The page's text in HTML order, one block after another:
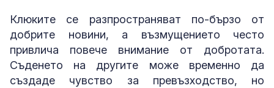
Клюките се разпространяват по-бързо от
добрите новини, а възмущението често
привлича повече внимание от добротата.
Съденето на другите може временно да
създаде чувство за превъзходство, но